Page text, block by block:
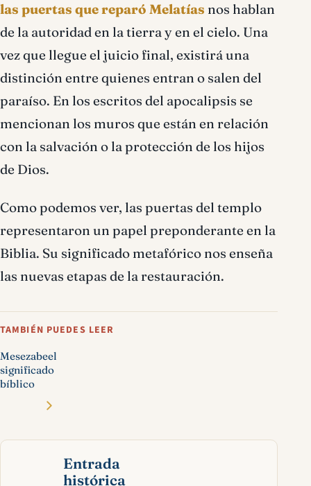
las puertas que reparó Melatías nos hablan
de la autoridad en la tierra y en el cielo. Una
vez que llegue el juicio final, existirá una
distinción entre quienes entran o salen del
paraíso. En los escritos del apocalipsis se
mencionan los muros que están en relación
con la salvación o la protección de los hijos
de Dios.
Como podemos ver, las puertas del templo
representaron un papel preponderante en la
Biblia. Su significado metafórico nos enseña
las nuevas etapas de la restauración.
TAMBIÉN PUEDES LEER
Mesezabeel
significado
bíblico
Entrada
histórica